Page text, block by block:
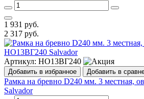
1 931 руб.
2 317 руб.
Артикул: НО13ВГ240
Добавить в избранное Добавить в
Рамка на бревно D240 мм. 3 местная,
Salvador